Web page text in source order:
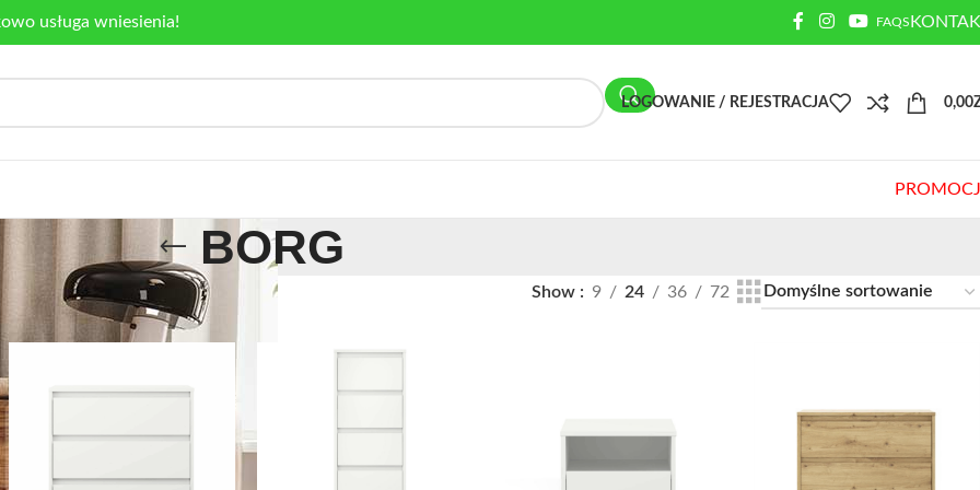
usługa wniesienia! FAQS
LOGOWANIE / REJESTRACJA 0,00
BORG
Show 9 24 36 72